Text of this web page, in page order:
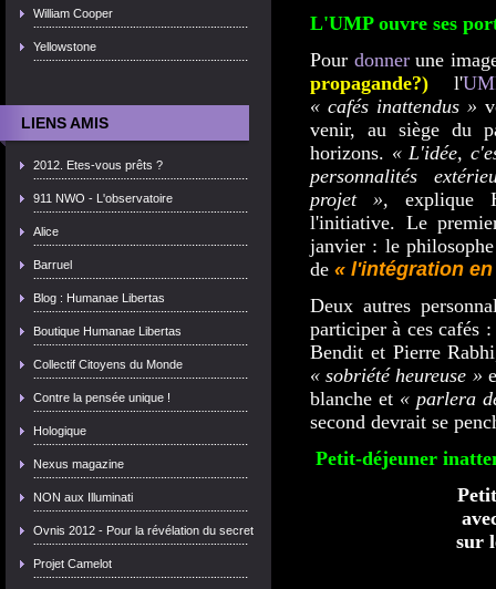
William Cooper
Yellowstone
LIENS AMIS
2012. Etes-vous prêts ?
911 NWO - L'observatoire
Alice
Barruel
Blog : Humanae Libertas
Boutique Humanae Libertas
Collectif Citoyens du Monde
Contre la pensée unique !
Hologique
Nexus magazine
NON aux Illuminati
Ovnis 2012 - Pour la révélation du secret
Projet Camelot
L'UMP ouvre ses
Pour donnerune
propagande?)
l'
« cafés inattendus »
venir, au siège du
horizons. « L'idée,
personnalités
projet », explique
l'initiative. Le
janvier : le
de « l'intégration en
Deux autres
participer à ces cafés
Bendit et Pierre
« sobriété heureuse »
blanche et « parlera
second devrait se
Petit-déjeuner
sur